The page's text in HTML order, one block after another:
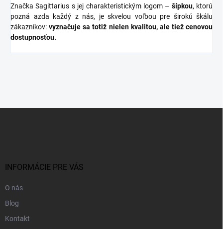
Značka Sagittarius s jej charakteristickým logom – šípkou, ktorú
pozná azda každý z nás, je skvelou voľbou pre širokú škálu
zákazníkov:vyznačuje sa totiž nielen kvalitou, ale tiež cenovou
dostupnosťou.
INFORMÁCIE PRE VÁS
O nás
Blog
Kontakt